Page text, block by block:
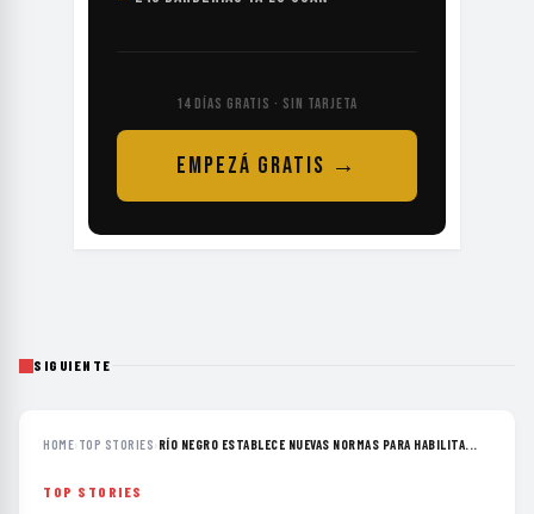
14 DÍAS GRATIS · SIN TARJETA
EMPEZÁ GRATIS →
SIGUIENTE
HOME› TOP STORIES› RÍO NEGRO ESTABLECE NUEVAS NORMAS PARA HABILITA...
TOP STORIES